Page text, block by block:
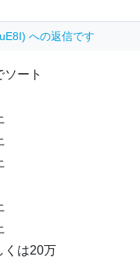
への返信です
ート
くは20万